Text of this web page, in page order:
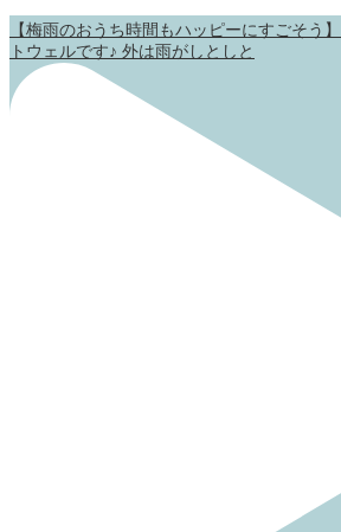
【梅雨のおうち時間もハッピーにすごそう
トウェルです♪ 外は雨がしとしと